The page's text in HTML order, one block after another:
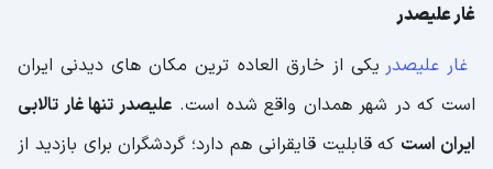
غار علیصدر
غار علیصدر یکی از خارق العاده ترین مکان های دیدنی ایران
است که در شهر همدان واقع شده است. علیصدر تنها غار تالابی
ایران است که قابلیت قایقرانی هم دارد؛ گردشگران برای بازدید از